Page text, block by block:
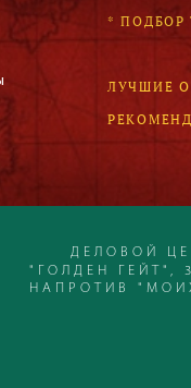
* ПОДБОР
ЛУЧШИЕ
ДЕЛОВОЙ
"ГОЛДЕН ГЕЙТ",
НАПРОТИВ